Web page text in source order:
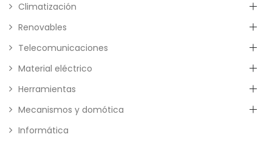
Climatización
Renovables
Telecomunicaciones
Material eléctrico
Herramientas
Mecanismos y domótica
Informática